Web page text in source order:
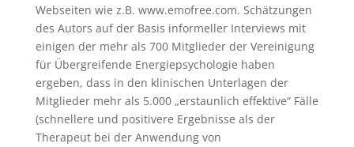
Webseiten wie z.B. www.emofree.com. Schätzungen
des Autors auf der Basis informeller Interviews mit
einigen der mehr als 700 Mitglieder der Vereinigung
für Übergreifende Energiepsychologie haben
ergeben, dass in den klinischen Unterlagen der
Mitglieder mehr als 5.000 „erstaunlich effektive“ Fälle
(schnellere und positivere Ergebnisse als der
Therapeut bei der Anwendung von